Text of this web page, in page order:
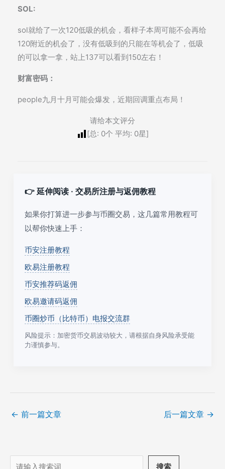
SOL:
sol就给了一次120低吸的机会，看样子本周可能不会再给
120附近的机会了，没有低吸到的只能在等机会了，低吸
的可以拿一拿，站上137可以看到150左右！
财富密码：
people九月十月可能会爆发，近期回调重点布局！
请给本文评分
[总: 0个 平均: 0星]
👉 延伸阅读 · 交易所注册与返佣教程
如果你打算进一步参与币圈交易，这几篇常用教程可
以帮你快速上手：
币安注册教程
欧易注册教程
币安推荐码返佣
欧易邀请码返佣
币圈炒币（比特币）电报交流群
风险提示：加密货币交易波动较大，请根据自身风险承受能
力谨慎参与。
← 前一篇文章 后一篇文章 →
搜 搜索